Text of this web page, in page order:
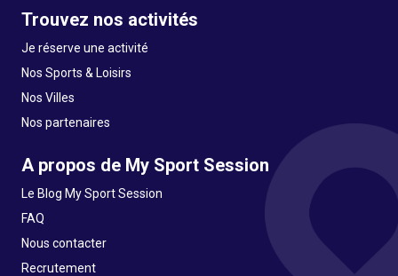
Trouvez nos activités
Je réserve une activité
Nos Sports & Loisirs
Nos Villes
Nos partenaires
A propos de My Sport Session
Le Blog My Sport Session
FAQ
Nous contacter
Recrutement